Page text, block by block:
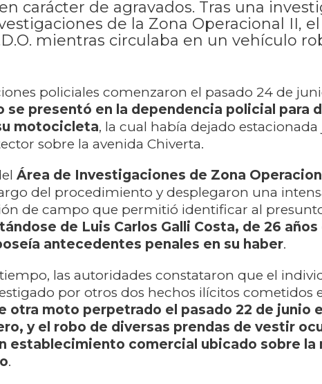
carácter de agravados. Tras una
de la Zona Operacional II,
mientras circulaba en un vehículo
policiales comenzaron el pasado 24 de
se presentó en la dependencia policial para
motocicleta, la cual había dejado
sobre la avenida Chiverta.
Área de Investigaciones de Zona
del procedimiento y desplegaron una
de campo que permitió identificar al
de Luis Carlos Galli Costa, de 26 años
antecedentes penales en su haber.
las autoridades constataron que el
por otros dos hechos ilícitos cometidos
otra moto perpetrado el pasado 22 de junio
y el robo de diversas prendas de vestir
establecimiento comercial ubicado sobre la
.